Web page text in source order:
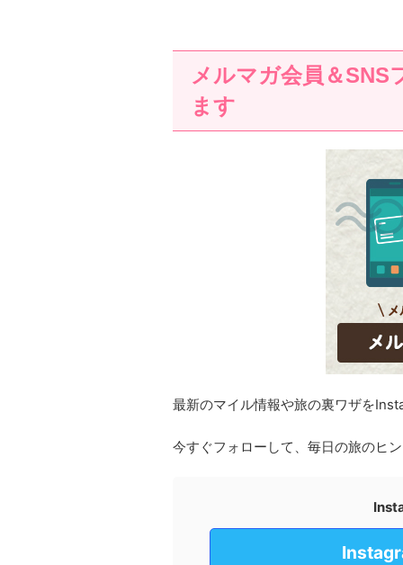
メルマガ会員＆SNS
ます
最新のマイル情報や旅の裏ワザを
今すぐフォローして、毎日の旅のヒ